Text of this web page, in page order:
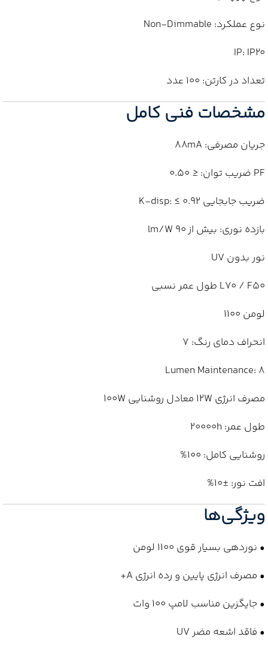
نوع عملکرد: Non-Dimmable
IP: IP20
تعداد در کارتن: 100 عدد
مشخصات فنی کامل
جریان مصرفی: 88mA
PF ضریب توان: ≤ 0.50
ضریب جابجایی K-disp: ≤ 0.92
بازده نوری: بیش از 90 lm/W
نور بدون UV
L70 / F50 طول عمر نسبی
لومن 1100
انحراف دمای رنگ: 7
Lumen Maintenance: 8
مصرف انرژی 12W معادل روشنایی 100W
طول عمر: 20000h
روشنایی کامل: 100%
افت نور: ±10%
ویژگی‌ها
• نوردهی بسیار قوی 1100 لومن
• مصرف انرژی پایین و رده انرژی A+
• جایگزین مناسب لامپ 100 وات
• فاقد اشعه مضر UV